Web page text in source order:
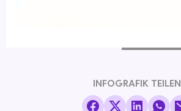
INFOGRAFIK TEILEN